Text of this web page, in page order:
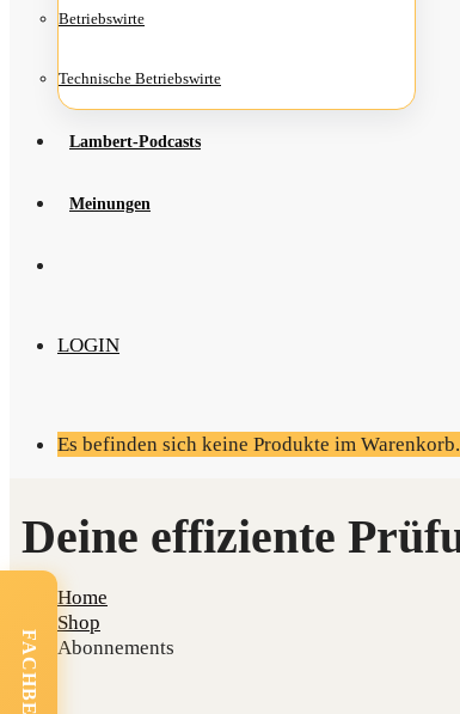
Betriebs­wir­te
Tech­ni­sche Betriebswirte
Lam­­bert-Pod­­casts
Mei­nun­gen
LOGIN
Es befinden sich keine Produkte im Warenkorb.
Home
Shop
Abonnements